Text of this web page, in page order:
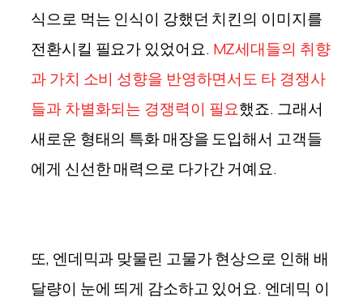
식으로 먹는 인식이 강했던 치킨의 이미지를
전환시킬 필요가 있었어요. MZ세대들의 취향
과 가치 소비 성향을 반영하면서도 타 경쟁사
들과 차별화되는 경쟁력이 필요했죠. 그래서
새로운 형태의 특화 매장을 도입해서 고객들
에게 신선한 매력으로 다가간 거예요.
또, 엔데믹과 맞물린 고물가 현상으로 인해 배
달량이 눈에 띄게 감소하고 있어요. 엔데믹 이